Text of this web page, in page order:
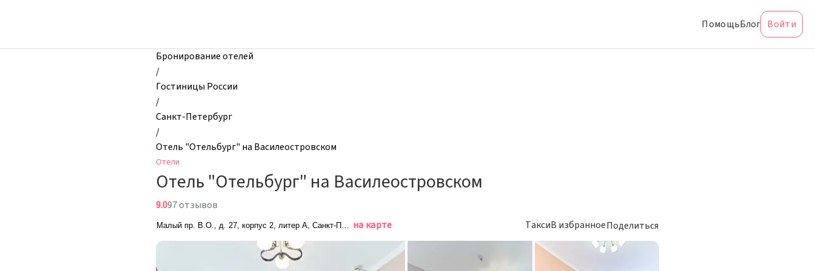
Отель
Василеостровском,
ПомощьБлог Войти
Бронирование отелей
/
Гостиницы России
/
Санкт-Петербург
/
Отель "Отельбург" на Василеостровском
Отели
Отель "Отельбург" на Василеостровском
9.097 отзывов
Малый пр. В.О., д. 27, корпус 2, литер А, Санкт-Петербургна карте ТаксиВ избранноеПоделиться